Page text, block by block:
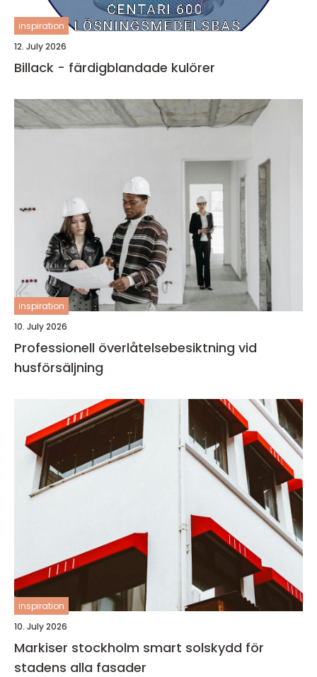
inspiration
12. July 2026
Billack - färdigblandade kulörer
inspiration
10. July 2026
Professionell överlåtelsebesiktning vid
husförsäljning
inspiration
10. July 2026
Markiser stockholm smart solskydd för
stadens alla fasader